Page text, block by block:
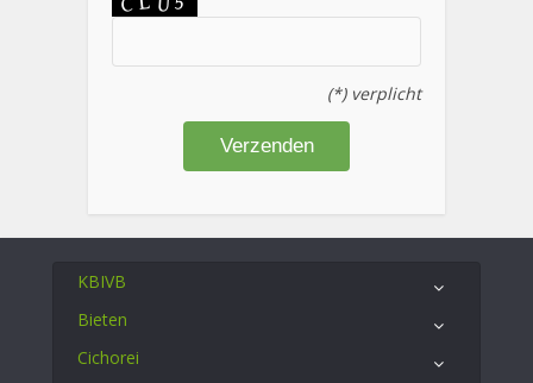
(*) verplicht
KBIVB
Bieten
Cichorei